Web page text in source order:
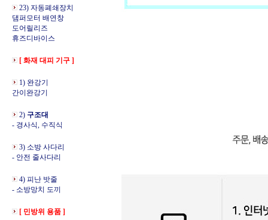
23) 자동폐쇄장치
댐퍼모터 배연창
도어릴리즈
휴즈디바이스
[ 화재 대피 기구 ]
1) 완강기
간이완강기
2) 구조대
- 경사식, 수직식
3) 소방 사다리
- 안전 줄사다리
4) 피난 밧줄
- 소방망치 도끼
[ 민방위 용품 ]